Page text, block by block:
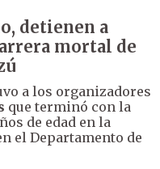
detienen a
mortal de
a los organizadores
que terminó con la
de edad en la
el Departamento de